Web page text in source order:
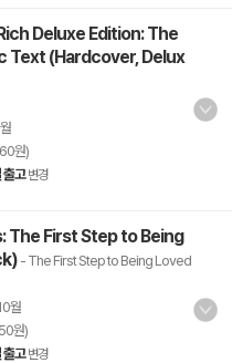
Deluxe Edition: The
Text (Hardcover, Delux
원)
고 변경
The First Step to Being
- The First Step to Being Loved
월
원)
고 변경